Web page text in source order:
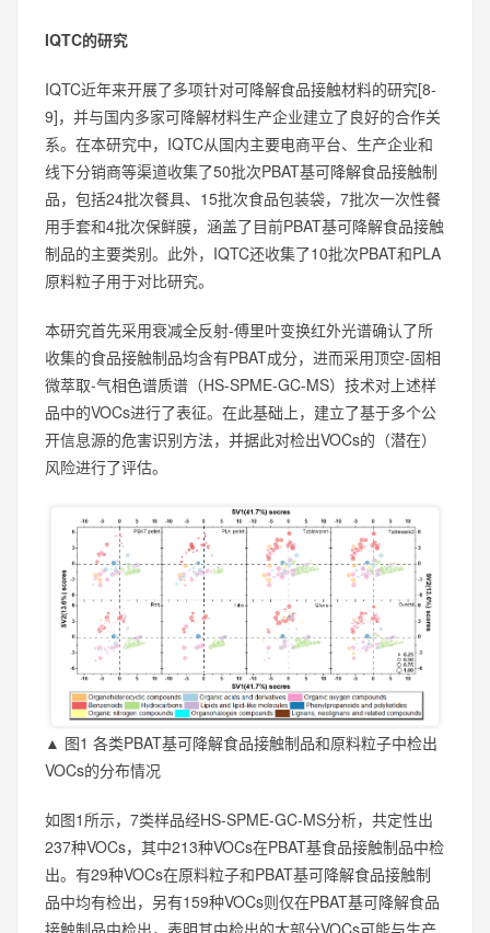
IQTC的研究
IQTC近年来开展了多项针对可降解食品接触材料的研究[8-
9]，并与国内多家可降解材料生产企业建立了良好的合作关
系。在本研究中，IQTC从国内主要电商平台、生产企业和
线下分销商等渠道收集了50批次PBAT基可降解食品接触制
品，包括24批次餐具、15批次食品包装袋，7批次一次性餐
用手套和4批次保鲜膜，涵盖了目前PBAT基可降解食品接触
制品的主要类别。此外，IQTC还收集了10批次PBAT和PLA
原料粒子用于对比研究。
本研究首先采用衰减全反射-傅里叶变换红外光谱确认了所
收集的食品接触制品均含有PBAT成分，进而采用顶空-固相
微萃取-气相色谱质谱（HS-SPME-GC-MS）技术对上述样
品中的VOCs进行了表征。在此基础上，建立了基于多个公
开信息源的危害识别方法，并据此对检出VOCs的（潜在）
风险进行了评估。
▲ 图1 各类PBAT基可降解食品接触制品和原料粒子中检出
VOCs的分布情况
如图1所示，7类样品经HS-SPME-GC-MS分析，共定性出
237种VOCs，其中213种VOCs在PBAT基食品接触制品中检
出。有29种VOCs在原料粒子和PBAT基可降解食品接触制
品中均有检出，另有159种VOCs则仅在PBAT基可降解食品
接触制品中检出，表明其中检出的大部分VOCs可能与生产